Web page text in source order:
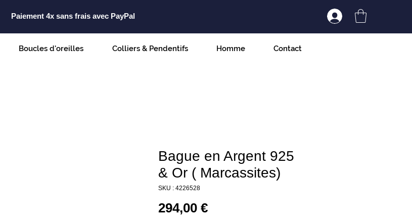
Paiement 4x sans frais avec PayPal Connexion/
Boucles d'oreilles Colliers & Pendentifs Homme Contact
Bague en Argent 925
& Or ( Marcassites)
SKU : 4226528
294,00 €Prix